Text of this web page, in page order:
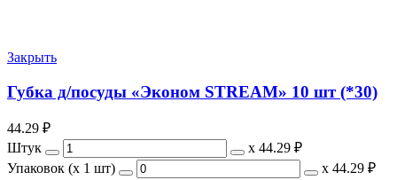
Закрыть
Губка д/посуды «Эконом STREAM» 10 шт (*30)
44.29 ₽
Штук
х 44.29 ₽
Упаковок (x 1 шт)
х 44.29 ₽